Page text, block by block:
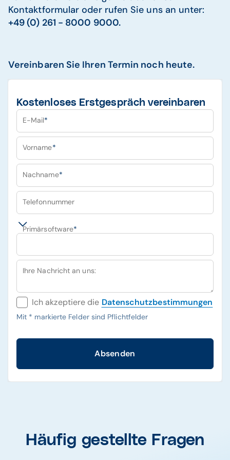
Kontaktformular oder rufen Sie uns an unter:
+49 (0) 261 - 8000 9000.
Vereinbaren Sie Ihren Termin noch heute.
Kostenloses Erstgespräch vereinbaren
E-Mail*
Vorname*
Nachname*
Telefonnummer
Primärsoftware*
Ihre Nachricht an uns:
Ich akzeptiere die Datenschutzbestimmungen
Mit * markierte Felder sind Pflichtfelder
Absenden
Häufig gestellte Fragen